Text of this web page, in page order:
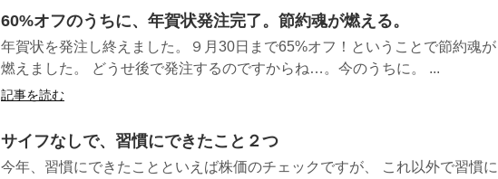
60%オフのうちに、年賀状発注完了。節約魂が燃える。
年賀状を発注し終えました。９月30日まで65%オフ！ということで節約魂が
燃えました。 どうせ後で発注するのですからね…。今のうちに。 ...
記事を読む
サイフなしで、習慣にできたこと２つ
今年、習慣にできたことといえば株価のチェックですが、 これ以外で習慣に